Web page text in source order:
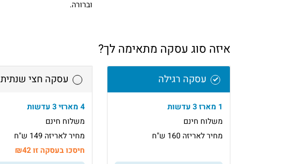
וברורה.
איזה סוג עסקה מתאימה לך?
עסקה רגילה
1 מארז 3 עדשות
משלוח חינם
מחיר לאריזה 160 ש"ח
עסקה חצי שנתית
4 מארזי 3 עדשות
משלוח חינם
מחיר לאריזה 149 ש"ח
חיסכו בעסקה זו ₪42